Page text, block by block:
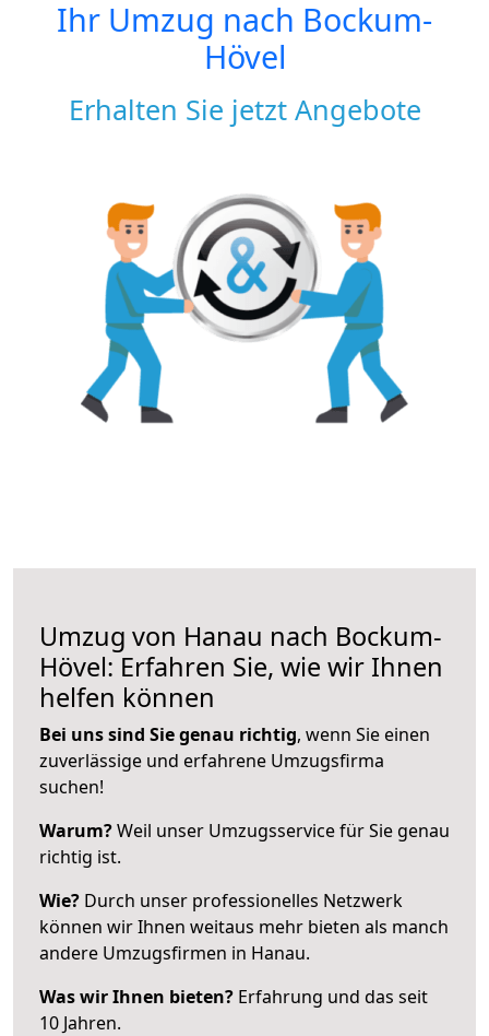
Ihr Umzug nach Bockum-
Hövel
Erhalten Sie jetzt Angebote
Umzug von Hanau nach Bockum-
Hövel: Erfahren Sie, wie wir Ihnen
helfen können
Bei uns sind Sie genau richtig, wenn Sie einen
zuverlässige und erfahrene Umzugsfirma
suchen!
Warum?Weil unser Umzugsservice für Sie genau
richtig ist.
Wie? Durch unser professionelles Netzwerk
können wir Ihnen weitaus mehr bieten als manch
andere Umzugsfirmen in Hanau.
Was wir Ihnen bieten? Erfahrung und das seit
10 Jahren.